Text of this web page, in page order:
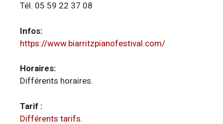
Tél. 05 59 22 37 08
Infos:
https://www.biarritzpianofestival.com/
Horaires:
Différents horaires.
Tarif :
Différents tarifs.